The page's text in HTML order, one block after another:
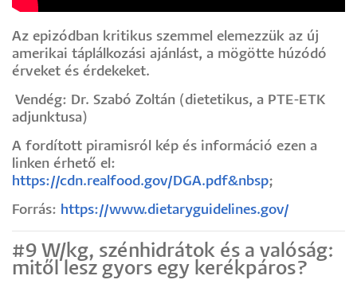
Az epizódban kritikus szemmel elemezzük az új
amerikai táplálkozási ajánlást, a mögötte húzódó
érveket és érdekeket.
Vendég: Dr. Szabó Zoltán (dietetikus, a PTE-ETK
adjunktusa)
A fordított piramisról kép és információ ezen a
linken érhető el:
https://cdn.realfood.gov/DGA.pdf&nbsp;
Forrás: https://www.dietaryguidelines.gov/
#9 W/kg, szénhidrátok és a valóság:
mitől lesz gyors egy kerékpáros?